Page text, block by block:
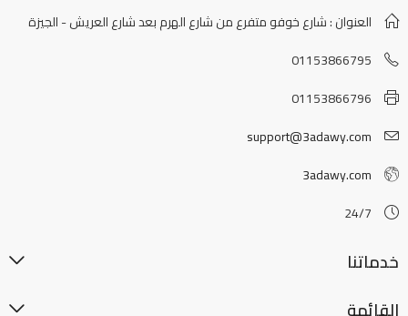
العنوان : شارع خوفو متفرع من شارع الهرم بعد شارع العريش - الجيزة
01153866795
01153866796
support@3adawy.com
3adawy.com
24/7
خدماتنا
القائمة